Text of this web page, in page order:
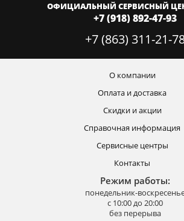
ОФИЦИАЛЬНЫЙ СЕРВИСНЫЙ
+7 (918) 892-47-93
+7 (863) 311-21-
О компании
Оплата и доставка
Скидки и акции
Справочная информация
Сервисные центры
Контакты
Режим работы:
понедельник-
с 10:00 до 20:00
без перерыва